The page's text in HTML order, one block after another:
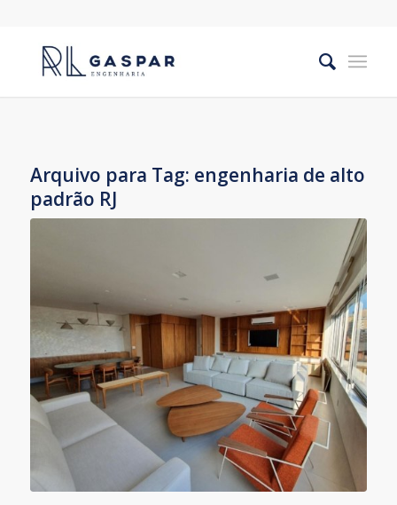
Arquivo para Tag: engenharia de alto
padrão RJ